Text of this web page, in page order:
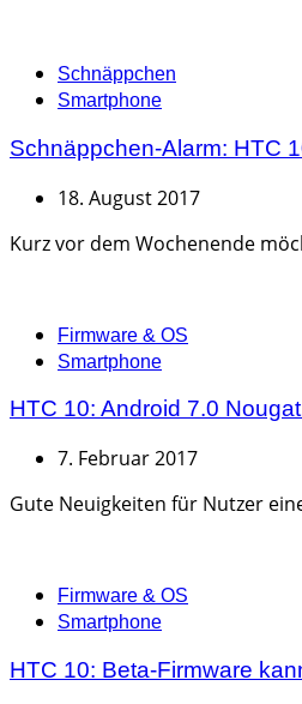
Categories
Schnäppchen
Smartphone
Schnäppchen-Alarm: HTC
18. August 2017
Kurz vor dem Wochenende
Categories
Firmware & OS
Smartphone
HTC 10: Android 7.0
7. Februar 2017
Gute Neuigkeiten für Nutzer
Categories
Firmware & OS
Smartphone
HTC 10: Beta-Firmware